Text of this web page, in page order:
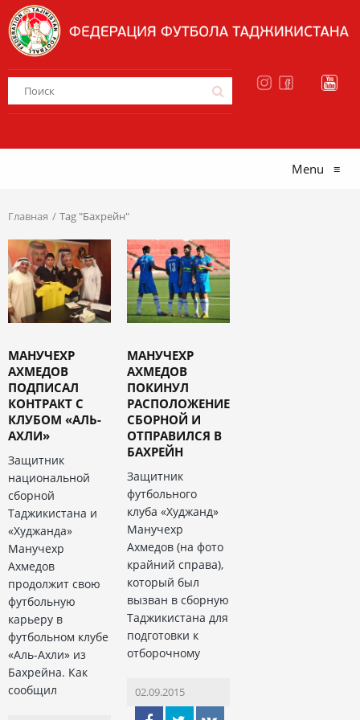
Menu ≡
Главная Tag "Бахрейн"
МАНУЧЕХР
АХМЕДОВ
ПОДПИСАЛ
КОНТРАКТ С
КЛУБОМ «АЛЬ-
АХЛИ»
Защитник
национальной
сборной
Таджикистана и
«Худжанда»
Манучехр
Ахмедов
продолжит свою
футбольную
карьеру в
футбольном клубе
«Аль-Ахли» из
Бахрейна. Как
сообщил
МАНУЧЕХР
АХМЕДОВ
ПОКИНУЛ
РАСПОЛОЖЕНИЕ
СБОРНОЙ И
ОТПРАВИЛСЯ В
БАХРЕЙН
Защитник
футбольного
клуба «Худжанд»
Манучехр
Ахмедов (на фото
крайний справа),
который был
вызван в сборную
Таджикистана для
подготовки к
отборочному
02.09.2015